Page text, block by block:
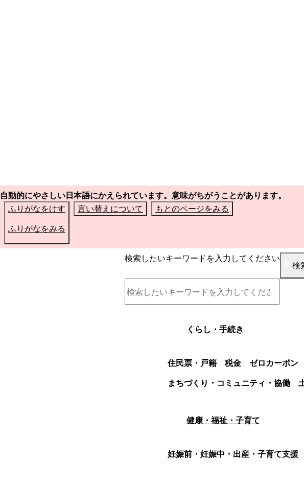
自動的にやさしい日本語にかえられています。意味がちがうことがあります。
ふりがなをけす
ふりがなをみる
言い替えについて もとのページをみる
検索したいキーワードを入力してください
検
くらし・手続き
住民票・戸籍 税金 ゼロカーボン
まちづくり・コミュニティ・協働
健康・福祉・子育て
妊娠前・妊娠中・出産・子育て支援